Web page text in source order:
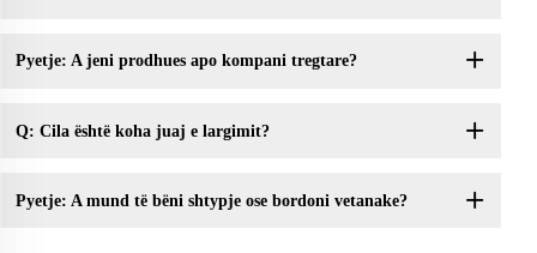
Pyetje: A jeni prodhues apo kompani tregtare?
Q: Cila është koha juaj e largimit?
Pyetje: A mund të bëni shtypje ose bordoni vetanake?